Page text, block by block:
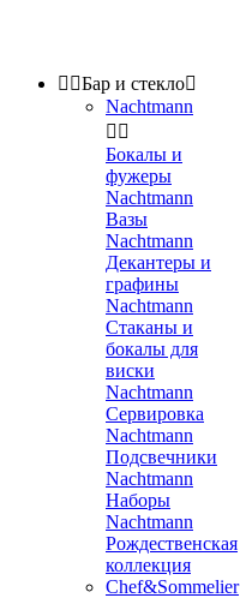
 Бар и стекло
Nachtmann
 
Бокалы и
фужеры
Nachtmann
Вазы
Nachtmann
Декантеры и
графины
Nachtmann
Стаканы и
бокалы для
виски
Nachtmann
Сервировка
Nachtmann
Подсвечники
Nachtmann
Наборы
Nachtmann
Рождественская
коллекция
Chef&Sommelier